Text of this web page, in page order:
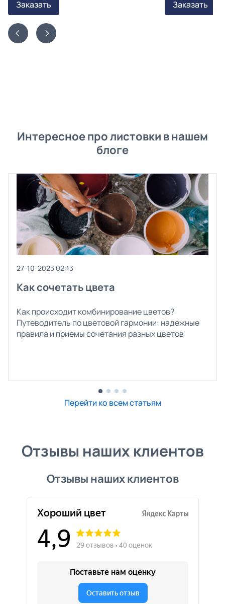
Заказать Заказать
Интересное про листовки в нашем
блоге
27-10-2023 02:13
Как сочетать цвета
Как происходит комбинирование цветов?
Путеводитель по цветовой гармонии: надежные
правила и приемы сочетания разных цветов
Перейти ко всем статьям
Отзывы наших клиентов
Отзывы наших клиентов